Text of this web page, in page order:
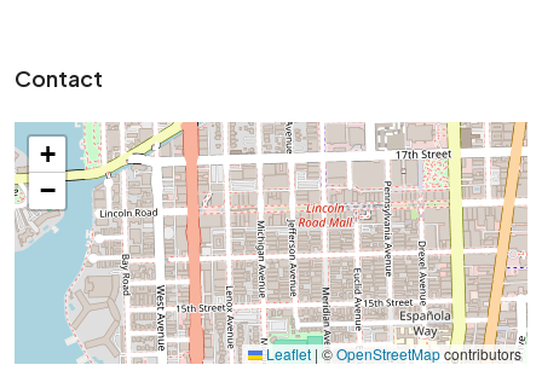
Contact
+
−
Leaflet | ©OpenStreetMapcontributors